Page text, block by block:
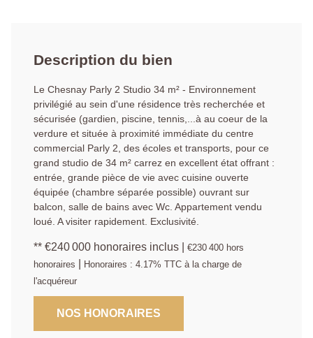
Description du bien
Le Chesnay Parly 2 Studio 34 m² - Environnement
privilégié au sein d'une résidence très recherchée et
sécurisée (gardien, piscine, tennis,...à au coeur de la
verdure et située à proximité immédiate du centre
commercial Parly 2, des écoles et transports, pour ce
grand studio de 34 m² carrez en excellent état offrant :
entrée, grande pièce de vie avec cuisine ouverte
équipée (chambre séparée possible) ouvrant sur
balcon, salle de bains avec Wc. Appartement vendu
loué. A visiter rapidement. Exclusivité.
** €240 000 honoraires inclus €230 400 hors
honoraires
Honoraires : 4.17% TTC à la charge de
l'acquéreur
NOS HONORAIRES